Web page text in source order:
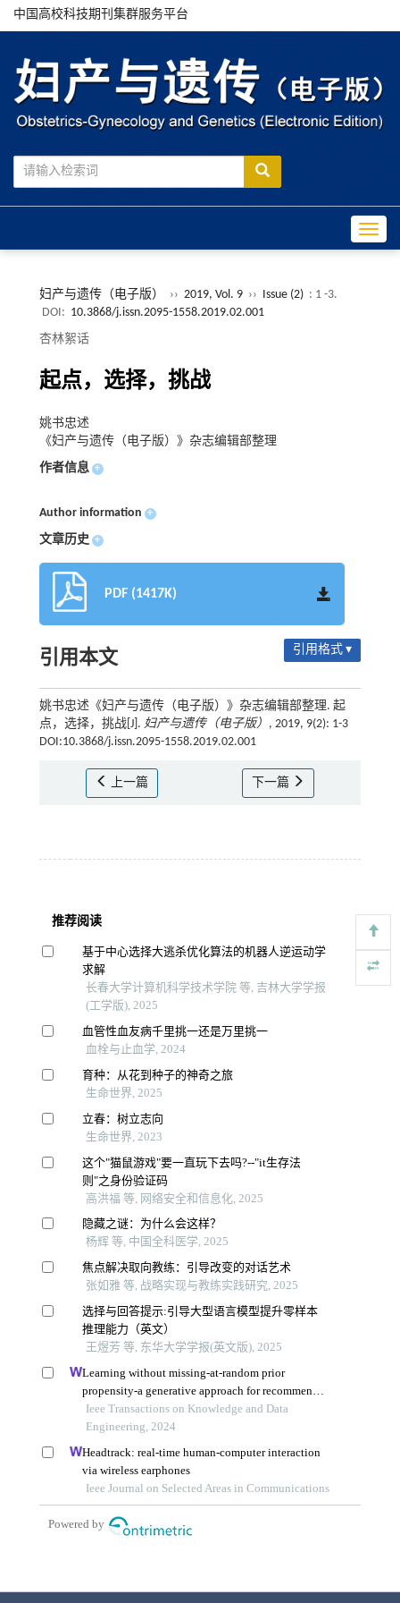
中国高校科技期刊集群服务平台
妇产与遗传（电子版） ›› 2019, Vol. 9 ›› Issue (2) : 1 -3.
DOI: 10.3868/j.issn.2095-1558.2019.02.001
杏林絮话
起点，选择，挑战
姚书忠述
《妇产与遗传（电子版）》杂志编辑部整理
作者信息 +
Author information +
文章历史 +
PDF (1417K)
引用本文 引用格式 ▾
姚书忠述《妇产与遗传（电子版）》杂志编辑部整理. 起
点，选择，挑战[J]. 妇产与遗传（电子版） , 2019, 9(2): 1-3
DOI:10.3868/j.issn.2095-1558.2019.02.001
上一篇 下一篇